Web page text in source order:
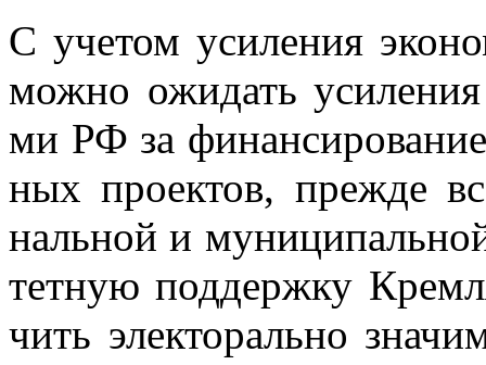
С уче­том уси­ле­ния
мож­но ожи­дать
ми РФ за
ных про­ек­тов, пре­жде
наль­ной и
тет­ную под­держ­ку
чить элек­то­раль­но